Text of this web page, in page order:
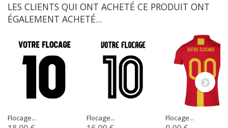
LES CLIENTS QUI ONT ACHETÉ CE PRODUIT ONT
ÉGALEMENT ACHETÉ...
Flocage... Flocage... Flocage...